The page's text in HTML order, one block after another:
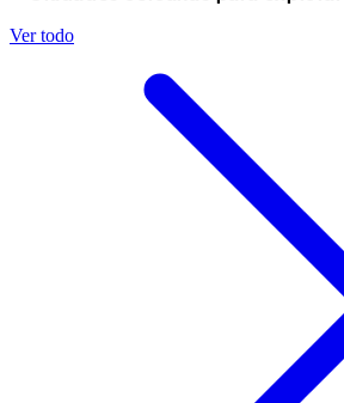
Ver todo